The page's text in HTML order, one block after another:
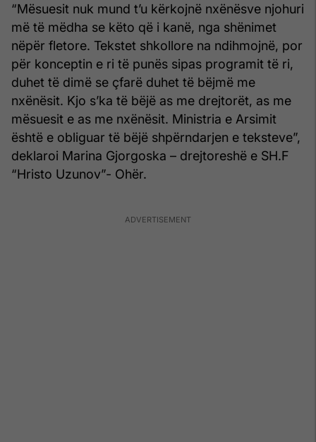
“Mësuesit nuk mund t’u kërkojnë nxënësve njohuri
më të mëdha se këto që i kanë, nga shënimet
nëpër fletore. Tekstet shkollore na ndihmojnë, por
për konceptin e ri të punës sipas programit të ri,
duhet të dimë se çfarë duhet të bëjmë me
nxënësit. Kjo s’ka të bëjë as me drejtorët, as me
mësuesit e as me nxënësit. Ministria e Arsimit
është e obliguar të bëjë shpërndarjen e teksteve”,
deklaroi Marina Gjorgoska – drejtoreshë e SH.F
“Hristo Uzunov”- Ohër.